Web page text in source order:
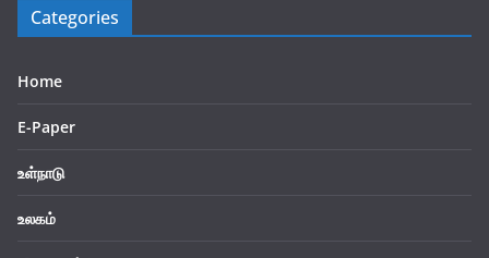
Categories
Home
E-Paper
உள்நாடு
உலகம்